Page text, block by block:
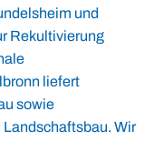
und
Rekultivierung
liefert
sowie
Wir